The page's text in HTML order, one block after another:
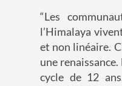
“Les
l’Himalaya
et non linéaire.
une renaissance.
cycle de 12